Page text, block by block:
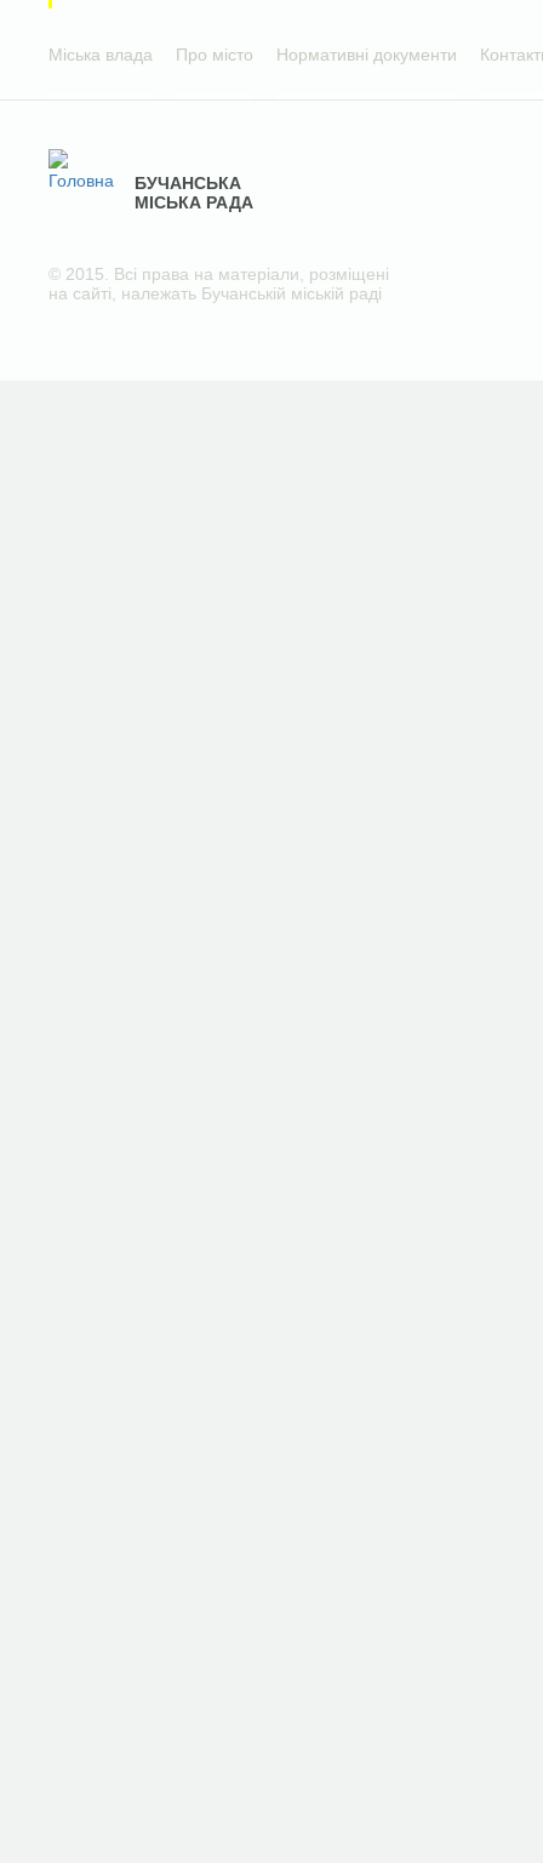
Міська влада Про місто Нормативні документи
БУЧАНСЬКА
МІСЬКА РАДА
© 2015. Всі права на матеріали, розміщені
на сайті, належать Бучанській міській раді